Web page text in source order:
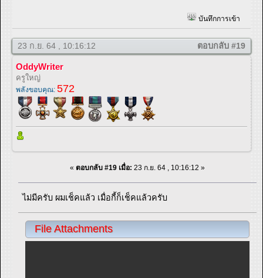
บันทึกการเข้า
23 ก.ย. 64 , 10:16:12 ตอบกลับ #19
OddyWriter
ครูใหญ่
พลังขอบคุณ: 572
« ตอบกลับ #19 เมื่อ: 23 ก.ย. 64 , 10:16:12 »
ไม่มีครับ ผมเช็คแล้ว เมื่อกี้ก็เช็คแล้วครับ
File Attachments